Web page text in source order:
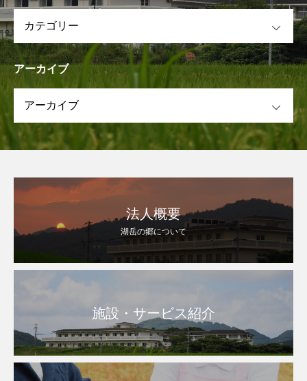
アーカイブ
法人概要
湖岳の郷について
施設・サービス紹介